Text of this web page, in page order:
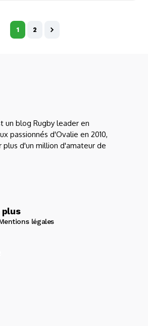
1 2
un blog Rugby leader en
passionnés d'Ovalie en 2010,
d'un million d'amateur de
plus
légales